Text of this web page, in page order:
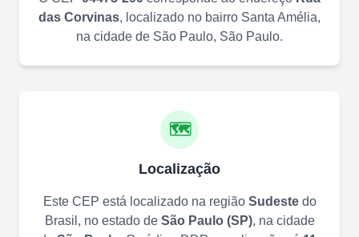
das Corvinas, localizado no bairro Santa Amélia,
na cidade de São Paulo, São Paulo.
🗺️
Localização
Este CEP está localizado na região Sudestedo
Brasil, no estado de São Paulo(SP), na cidade